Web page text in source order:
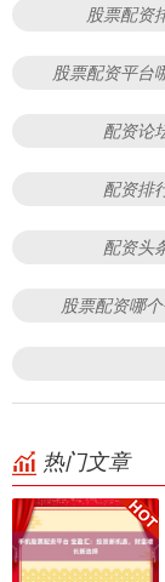
股票配资
股票配资平台
配资论
配资排
配资头
股票配资哪
热门文章